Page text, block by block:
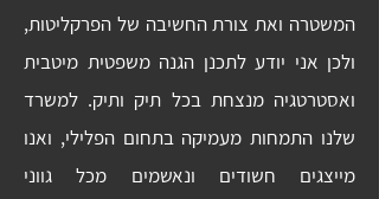
המשטרה ואת צורת החשיבה של הפרקליטות,
ולכן אני יודע לתכנן הגנה משפטית מיטבית
ואסטרטגיה מנצחת בכל תיק ותיק. למשרד
שלנו התמחות מעמיקה בתחום הפלילי, ואנו
מייצגים חשודים ונאשמים מכל גווני